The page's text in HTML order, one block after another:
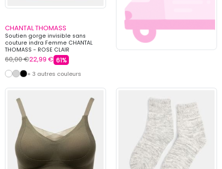
CHANTAL THOMASS
Soutien gorge invisible sans
couture indra Femme CHANTAL
THOMASS - ROSE CLAIR
60,00 €22,99 € 61%
+ 3 autres couleurs